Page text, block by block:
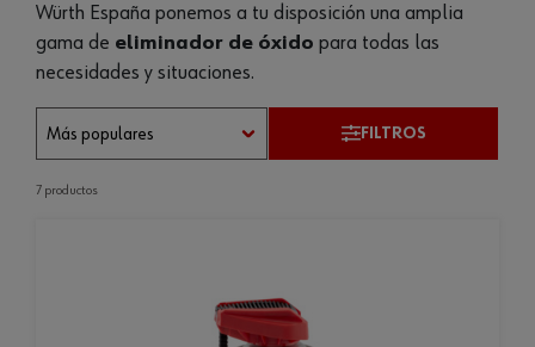
Würth España ponemos a tu disposición una amplia
gama de eliminador de óxido para todas las
necesidades y situaciones.
FILTROS
7 productos